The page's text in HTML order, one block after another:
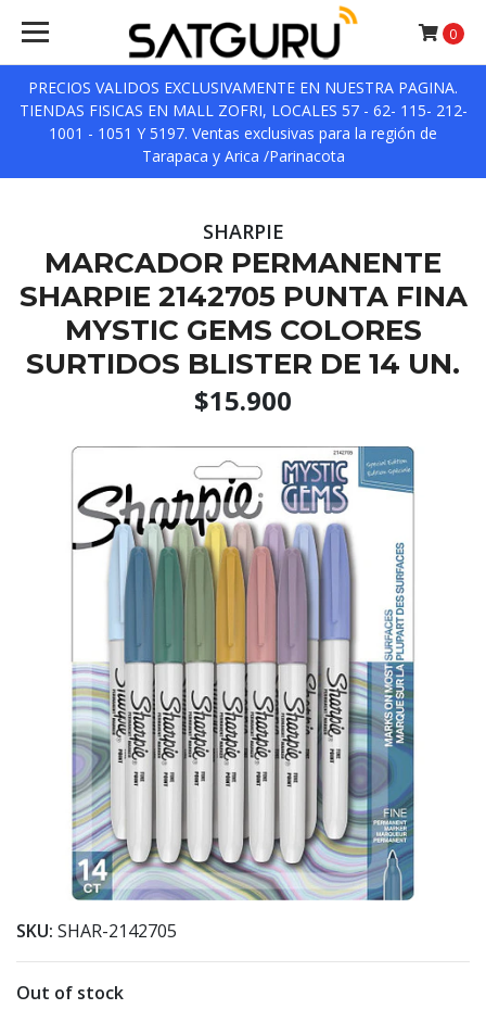
PRECIOS VALIDOS EXCLUSIVAMENTE EN NUESTRA PAGINA.
TIENDAS FISICAS EN MALL ZOFRI, LOCALES 57 - 62- 115- 212-
1001 - 1051 Y 5197. Ventas exclusivas para la región de
Tarapaca y Arica /Parinacota
0
SHARPIE
MARCADOR PERMANENTE
SHARPIE 2142705 PUNTA FINA
MYSTIC GEMS COLORES
SURTIDOS BLISTER DE 14 UN.
$15.900
SKU: SHAR-2142705
Out of stock